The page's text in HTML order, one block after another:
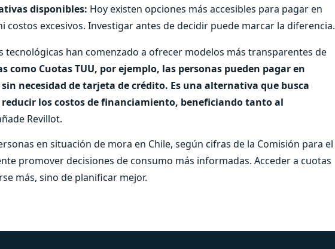
disponibles: Hoy existen opciones más accesibles para pagar en
costos excesivos. Investigar antes de decidir puede marcar la diferencia.
tecnológicas han comenzado a ofrecer modelos más transparentes de
como Cuotas TUU, por ejemplo, las personas pueden pagar en
necesidad de tarjeta de crédito. Es una alternativa que busca
los costos de financiamiento, beneficiando tanto al
Revillot.
en situación de mora en Chile, según cifras de la Comisión para el
promover decisiones de consumo más informadas. Acceder a cuotas
más, sino de planificar mejor.